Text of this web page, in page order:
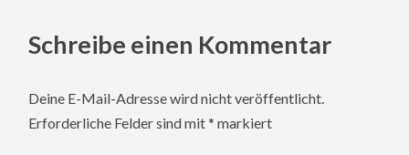
Schreibe einen Kommentar
Deine E-Mail-Adresse wird nicht veröffentlicht.
Erforderliche Felder sind mit* markiert